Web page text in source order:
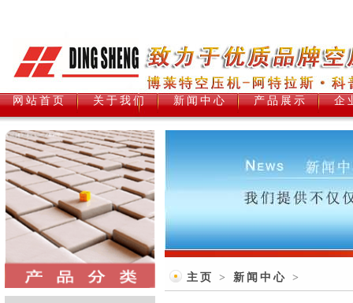
网站首页 关于我们 新闻中心 产品展示 企
主页 > 新闻中心 >